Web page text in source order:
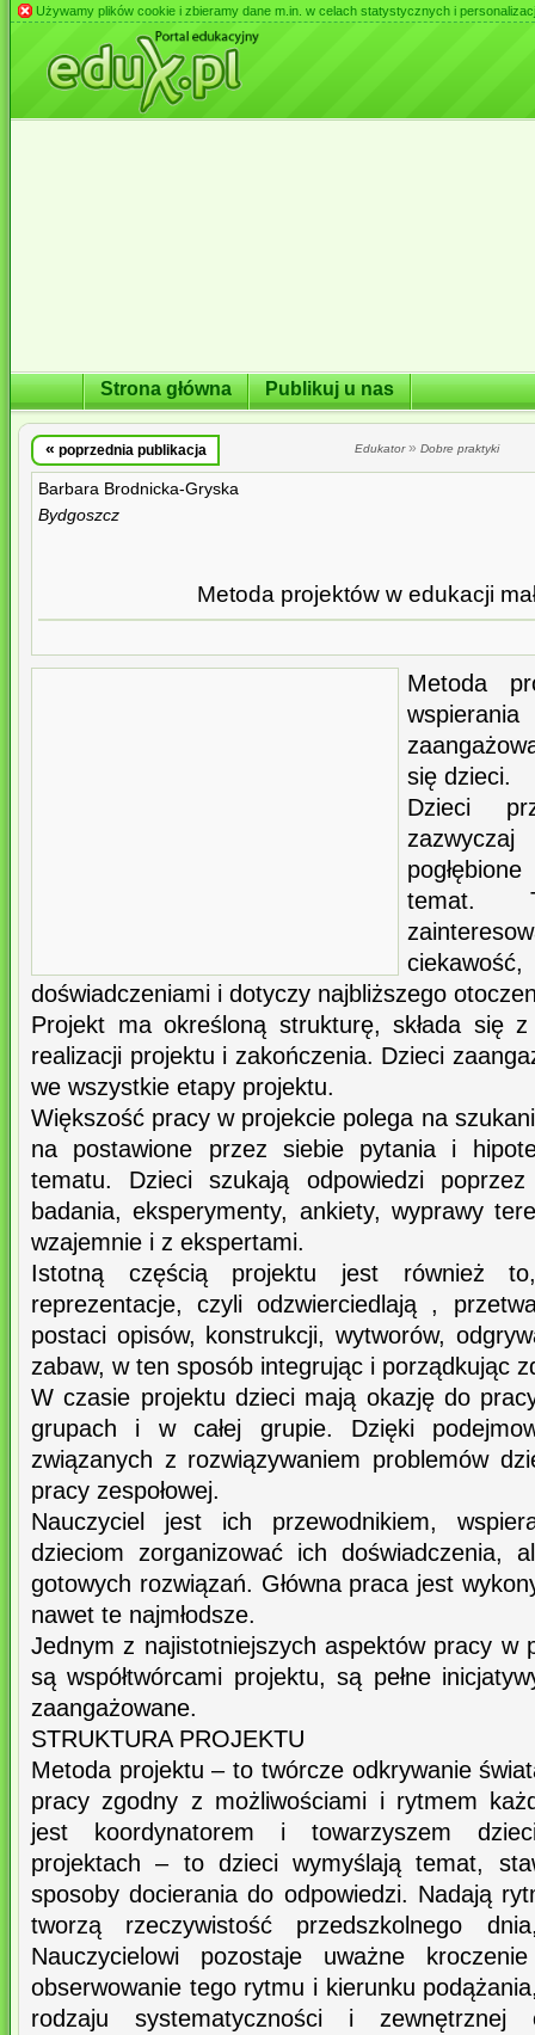
Używamy plików cookie i zbieramy dane m.in. w celach statystycznych i
Strona główna Publikuj u nas
« poprzednia publikacja Edukator» Dobre praktyki
Barbara Brodnicka-Gryska
Bydgoszcz
Metoda projektów w edukacji
Metoda
się dzieci.
Dzieci
zazwyczaj
temat.
doświadczeniami i dotyczy najbliższego
Projekt ma określoną strukturę, składa się
realizacji projektu i zakończenia. Dzieci
we wszystkie etapy projektu.
Większość pracy w projekcie polega na
na postawione przez siebie pytania i
tematu. Dzieci szukają odpowiedzi poprzez
badania, eksperymenty, ankiety, wyprawy
wzajemnie i z ekspertami.
Istotną częścią projektu jest również
reprezentacje, czyli odzwierciedlają ,
postaci opisów, konstrukcji, wytworów,
zabaw, w ten sposób integrując i porządkując
W czasie projektu dzieci mają okazję do
grupach i w całej grupie. Dzięki
związanych z rozwiązywaniem problemów
pracy zespołowej.
Nauczyciel jest ich przewodnikiem,
dzieciom zorganizować ich doświadczenia,
gotowych rozwiązań. Główna praca jest
nawet te najmłodsze.
Jednym z najistotniejszych aspektów pracy w
są współtwórcami projektu, są pełne
zaangażowane.
STRUKTURA PROJEKTU
Metoda projektu – to twórcze odkrywanie
pracy zgodny z możliwościami i rytmem
jest koordynatorem i towarzyszem
projektach – to dzieci wymyślają temat,
sposoby docierania do odpowiedzi. Nadają
tworzą rzeczywistość przedszkolnego
Nauczycielowi pozostaje uważne
obserwowanie tego rytmu i kierunku
rodzaju systematyczności i zewnętrznej